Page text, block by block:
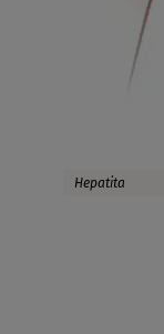
Hepatita